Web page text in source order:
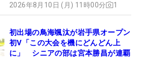
2026年8月10日 (月) 11時00分 1
初出場の鳥海颯汰が岩手県オープン
初V「この大会を機にどんどん上
に」 シニアの部は宮本勝昌が連覇